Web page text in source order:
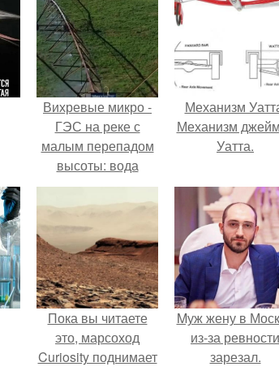
Вихревые микро -
ГЭС на реке с
малым перепадом
высоты: вода
закручивается в
бетонной камере и
вращает
вертикальную
турбину.
Механизм
Механизм
Уатта.
Пока вы читаете
это, марсоход
Curiosity поднимает
Mуж жену в
из-за ревности
зарезал.